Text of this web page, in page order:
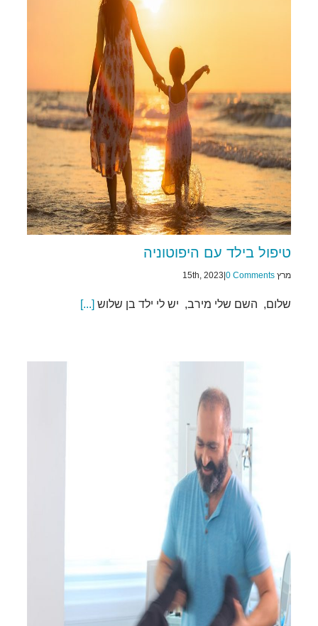
טיפול בילד עם היפוטוניה
מרץ 15th, 2023 0 Comments
שלום, השם שלי מירב, יש לי ילד בן שלוש [...]